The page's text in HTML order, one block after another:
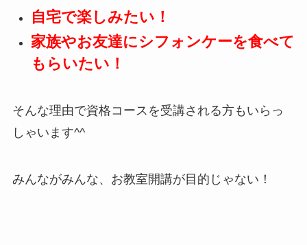
自宅で楽しみたい！
家族やお友達にシフォンケーを食べて
もらいたい！
そんな理由で資格コースを受講される方もいらっ
しゃいます^^
みんながみんな、お教室開講が目的じゃない！